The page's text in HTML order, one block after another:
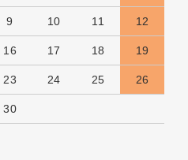
9 10 11 12
16 17 18 19
23 24 25 26
30